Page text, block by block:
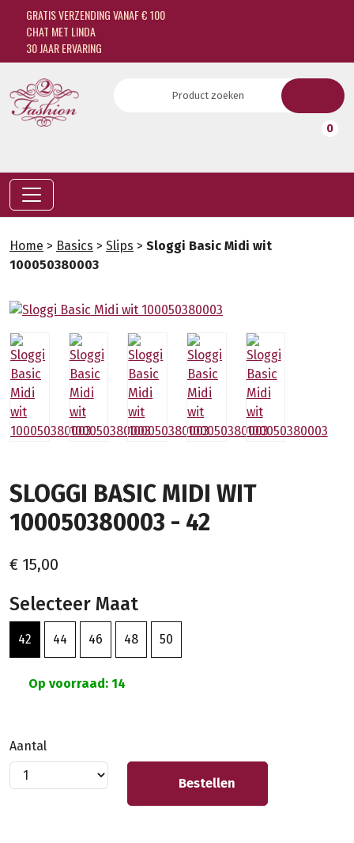
GRATIS VERZENDING VANAF € 100
CHAT MET LINDA
30 JAAR ERVARING
0
Home > Basics > Slips > Sloggi Basic Midi wit
100050380003
SLOGGI BASIC MIDI WIT
100050380003 - 42
€ 15,00
Selecteer Maat
42 44 46 48 50
Op voorraad: 14
Aantal
Bestellen